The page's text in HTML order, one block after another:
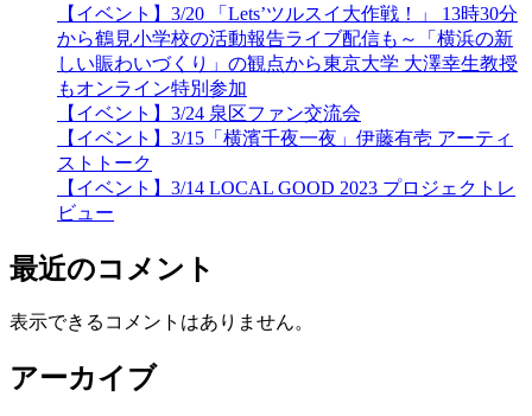
【イベント】3/20 「Lets’ツルスイ大作戦！」 13時30分
から鶴見小学校の活動報告ライブ配信も～「横浜の新
しい賑わいづくり」の観点から東京大学 大澤幸生教授
もオンライン特別参加
【イベント】3/24 泉区ファン交流会
【イベント】3/15「横濱千夜一夜」伊藤有壱 アーティ
ストトーク
【イベント】3/14 LOCAL GOOD 2023 プロジェクトレ
ビュー
最近のコメント
表示できるコメントはありません。
アーカイブ